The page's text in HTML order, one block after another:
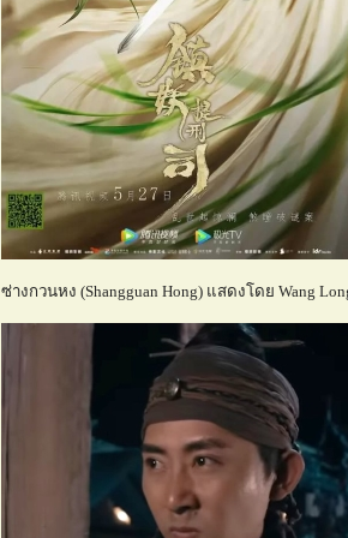
ซ่างกวนหง (Shangguan Hong) แสดงโดย Wang